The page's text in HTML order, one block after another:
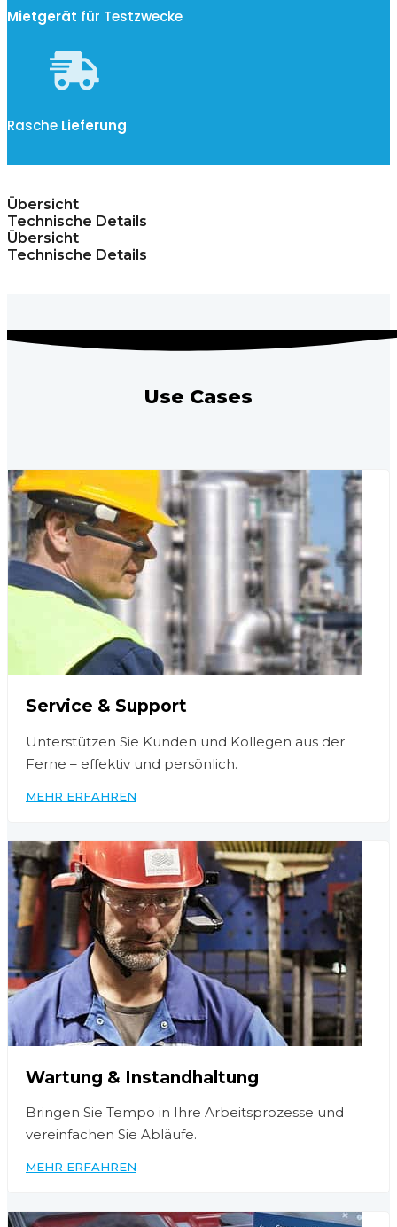
Mietgerät für Testzwecke
Rasche Lieferung
Übersicht
Technische Details
Übersicht
Technische Details
Use Cases
Service & Support
Unterstützen Sie Kunden und Kollegen aus der
Ferne – effektiv und persönlich.
MEHR ERFAHREN
Wartung & Instandhaltung
Bringen Sie Tempo in Ihre Arbeitsprozesse und
vereinfachen Sie Abläufe.
MEHR ERFAHREN